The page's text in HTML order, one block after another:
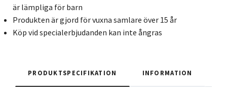
är lämpliga för barn
Produkten är gjord för vuxna samlare över 15 år
Köp vid specialerbjudanden kan inte ångras
PRODUKTSPECIFIKATION INFORMATION